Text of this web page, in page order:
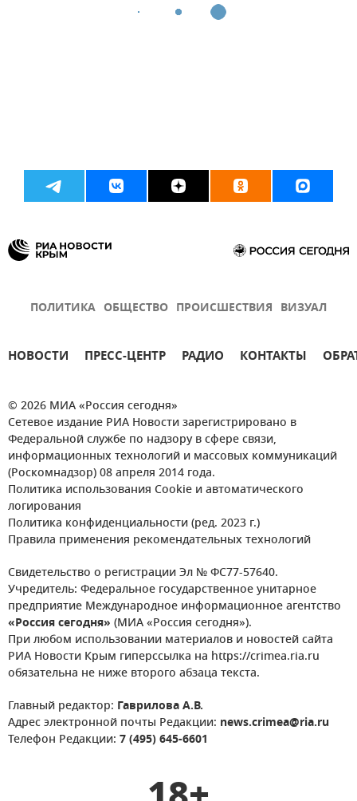
ПОЛИТИКА ОБЩЕСТВО ПРОИСШЕСТВИЯ ВИЗУАЛ
НОВОСТИ ПРЕСС-ЦЕНТР РАДИО КОНТАКТЫ
© 2026 МИА «Россия сегодня»
Сетевое издание РИА Новости зарегистрировано в
Федеральной службе по надзору в сфере связи,
информационных технологий и массовых коммуникаций
(Роскомнадзор) 08 апреля 2014 года.
Политика использования Cookie и автоматического
логирования
Политика конфиденциальности (ред. 2023 г.)
Правила применения рекомендательных технологий
Свидетельство о регистрации Эл № ФС77-57640.
Учредитель: Федеральное государственное унитарное
предприятие Международное информационное агентство
«Россия сегодня» (МИА «Россия сегодня»).
При любом использовании материалов и новостей сайта
РИА Новости Крым гиперссылка на https://crimea.ria.ru
обязательна не ниже второго абзаца текста.
Главный редактор: Гаврилова А.В.
Адрес электронной почты Редакции: news.crimea@ria.ru
Телефон Редакции: 7 (495) 645-6601